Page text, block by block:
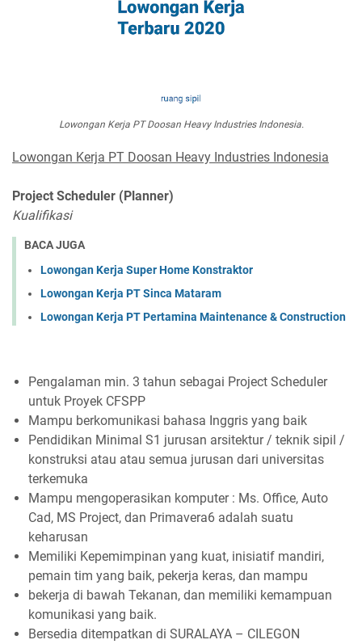
Lowongan Kerja PT Doosan Heavy Industries Indonesia.
Lowongan Kerja PT Doosan Heavy Industries Indonesia
Project Scheduler (Planner)
Kualifikasi
BACA JUGA
Lowongan Kerja Super Home Konstraktor
Lowongan Kerja PT Sinca Mataram
Lowongan Kerja PT Pertamina Maintenance & Construction
Pengalaman min. 3 tahun sebagai Project Scheduler
untuk Proyek CFSPP
Mampu berkomunikasi bahasa Inggris yang baik
Pendidikan Minimal S1 jurusan arsitektur / teknik sipil /
konstruksi atau atau semua jurusan dari universitas
terkemuka
Mampu mengoperasikan komputer : Ms. Office, Auto
Cad, MS Project, dan Primavera6 adalah suatu
keharusan
Memiliki Kepemimpinan yang kuat, inisiatif mandiri,
pemain tim yang baik, pekerja keras, dan mampu
bekerja di bawah Tekanan, dan memiliki kemampuan
komunikasi yang baik.
Bersedia ditempatkan di SURALAYA – CILEGON